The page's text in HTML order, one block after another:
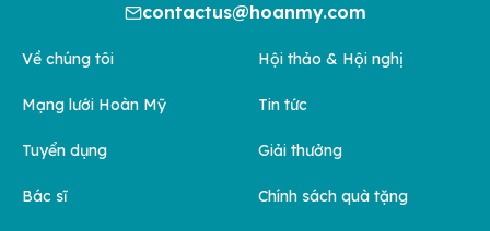
contactus@hoanmy.com
Về chúng tôi
Mạng lưới Hoàn Mỹ
Tuyển dụng
Bác sĩ
Hội thảo & Hội nghị
Tin tức
Giải thưởng
Chính sách quà tặng